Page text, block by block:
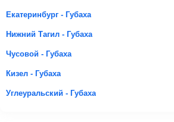
Екатеринбург - Губаха
Нижний Тагил - Губаха
Чусовой - Губаха
Кизел - Губаха
Углеуральский - Губаха